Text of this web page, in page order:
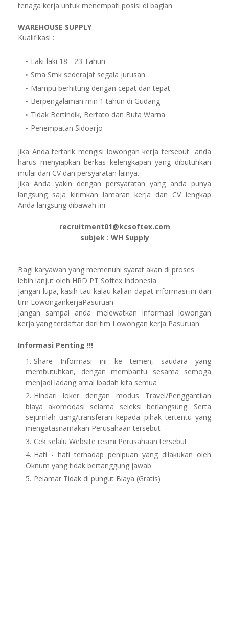
tenaga kerja untuk menempati posisi di bagian
WAREHOUSE SUPPLY
Kualifikasi :
Laki-laki 18 - 23 Tahun
Sma Smk sederajat segala jurusan
Mampu berhitung dengan cepat dan tepat
Berpengalaman min 1 tahun di Gudang
Tidak Bertindik, Bertato dan Buta Warna
Penempatan Sidoarjo
Jika Anda tertarik mengisi lowongan kerja tersebut anda
harus menyiapkan berkas kelengkapan yang dibutuhkan
mulai dari CV dan persyaratan lainya.
Jika Anda yakin dengan persyaratan yang anda punya
langsung saja kirimkan lamaran kerja dan CV lengkap
Anda langsung dibawah ini
recruitment01@kcsoftex.com
subjek : WH Supply
Bagi karyawan yang memenuhi syarat akan di proses
lebih lanjut oleh HRD PT Softex Indonesia
Jangan lupa, kasih tau kalau kalian dapat informasi ini dari
tim LowongankerjaPasuruan
Jangan sampai anda melewatkan informasi lowongan
kerja yang terdaftar dari tim Lowongan kerja Pasuruan
Informasi Penting !!!
Share Informasi ini ke temen, saudara yang
membutuhkan, dengan membantu sesama semoga
menjadi ladang amal ibadah kita semua
Hindari loker dengan modus Travel/Penggantiian
biaya akomodasi selama seleksi berlangsung. Serta
sejumlah uang/transferan kepada pihak tertentu yang
mengatasnamakan Perusahaan tersebut
Cek selalu Website resmi Perusahaan tersebut
Hati - hati terhadap penipuan yang dilakukan oleh
Oknum yang tidak bertanggung jawab
Pelamar Tidak di pungut Biaya (Gratis)